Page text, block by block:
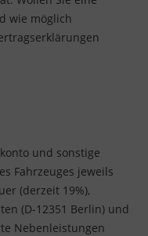
wie möglich
und sonstige
Fahrzeuges jeweils
(derzeit 19%),
(D-12351 Berlin) und
Nebenleistungen